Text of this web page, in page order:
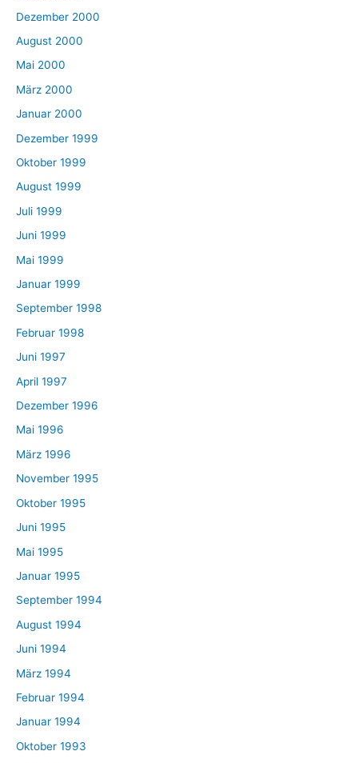
Dezember 2000
August 2000
Mai 2000
März 2000
Januar 2000
Dezember 1999
Oktober 1999
August 1999
Juli 1999
Juni 1999
Mai 1999
Januar 1999
September 1998
Februar 1998
Juni 1997
April 1997
Dezember 1996
Mai 1996
März 1996
November 1995
Oktober 1995
Juni 1995
Mai 1995
Januar 1995
September 1994
August 1994
Juni 1994
März 1994
Februar 1994
Januar 1994
Oktober 1993